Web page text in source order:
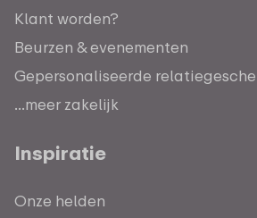
Klant worden?
Beurzen & evenementen
Gepersonaliseerde
...meer zakelijk
Inspiratie
Onze helden